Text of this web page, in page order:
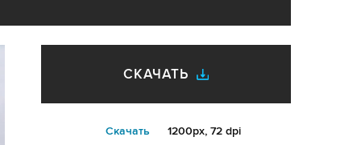
СКАЧАТЬ
Cкачать 1200px, 72 dpi